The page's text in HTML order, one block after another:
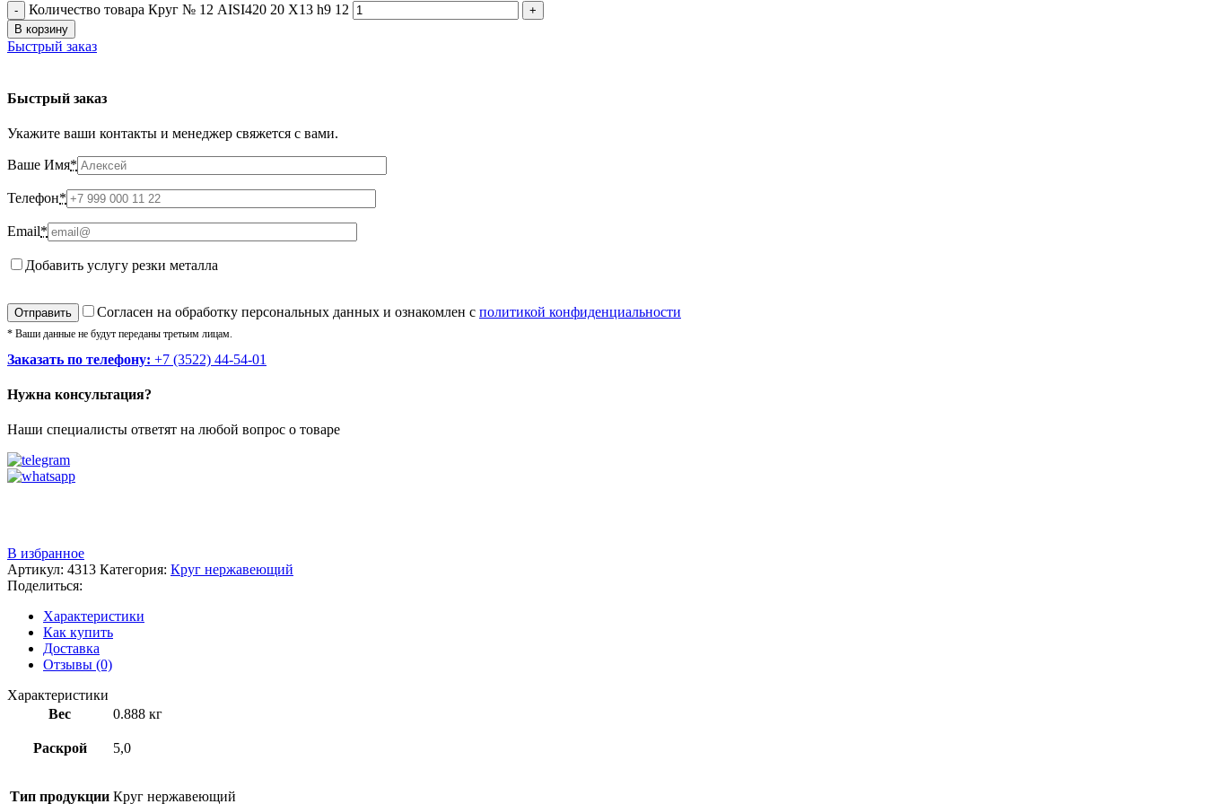
Количество товара Круг № 12 AISI420 20 Х13 h9 12
В корзину
Быстрый заказ
Быстрый заказ
Укажите ваши контакты и менеджер свяжется с вами.
Ваше Имя*
Телефон*
Email*
Добавить услугу резки металла
Cогласен на обработку персональных данных и ознакомлен с политикой конфиденциальности
* Ваши данные не будут переданы третьим лицам.
Заказать по телефону: +7 (3522) 44-54-01
Нужна консультация?
Наши специалисты ответят на любой вопрос о товаре
В избранное
Артикул: 4313 Категория: Круг нержавеющий
Поделиться:
Характеристики
Как купить
Доставка
Отзывы (0)
Характеристики
Вес
0.888 кг
Раскрой 5,0
Тип продукции Круг нержавеющий